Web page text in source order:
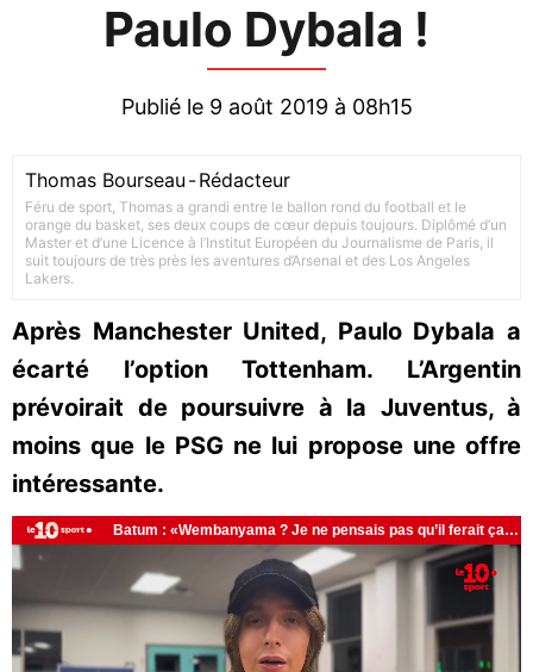
Paulo Dybala !
Publié le 9 août 2019 à 08h15
Thomas Bourseau -Rédacteur
Féru de sport, Thomas a grandi entre le ballon rond du football et le
orange du basket, ses deux coups de cœur depuis toujours. Diplômé d’un
Master et d’une Licence à l’Institut Européen du Journalisme de Paris, il
suit toujours de très près les aventures d’Arsenal et des Los Angeles
Lakers.
Après Manchester United, Paulo Dybala a
écarté l’option Tottenham. L’Argentin
prévoirait de poursuivre à la Juventus, à
moins que le PSG ne lui propose une offre
intéressante.